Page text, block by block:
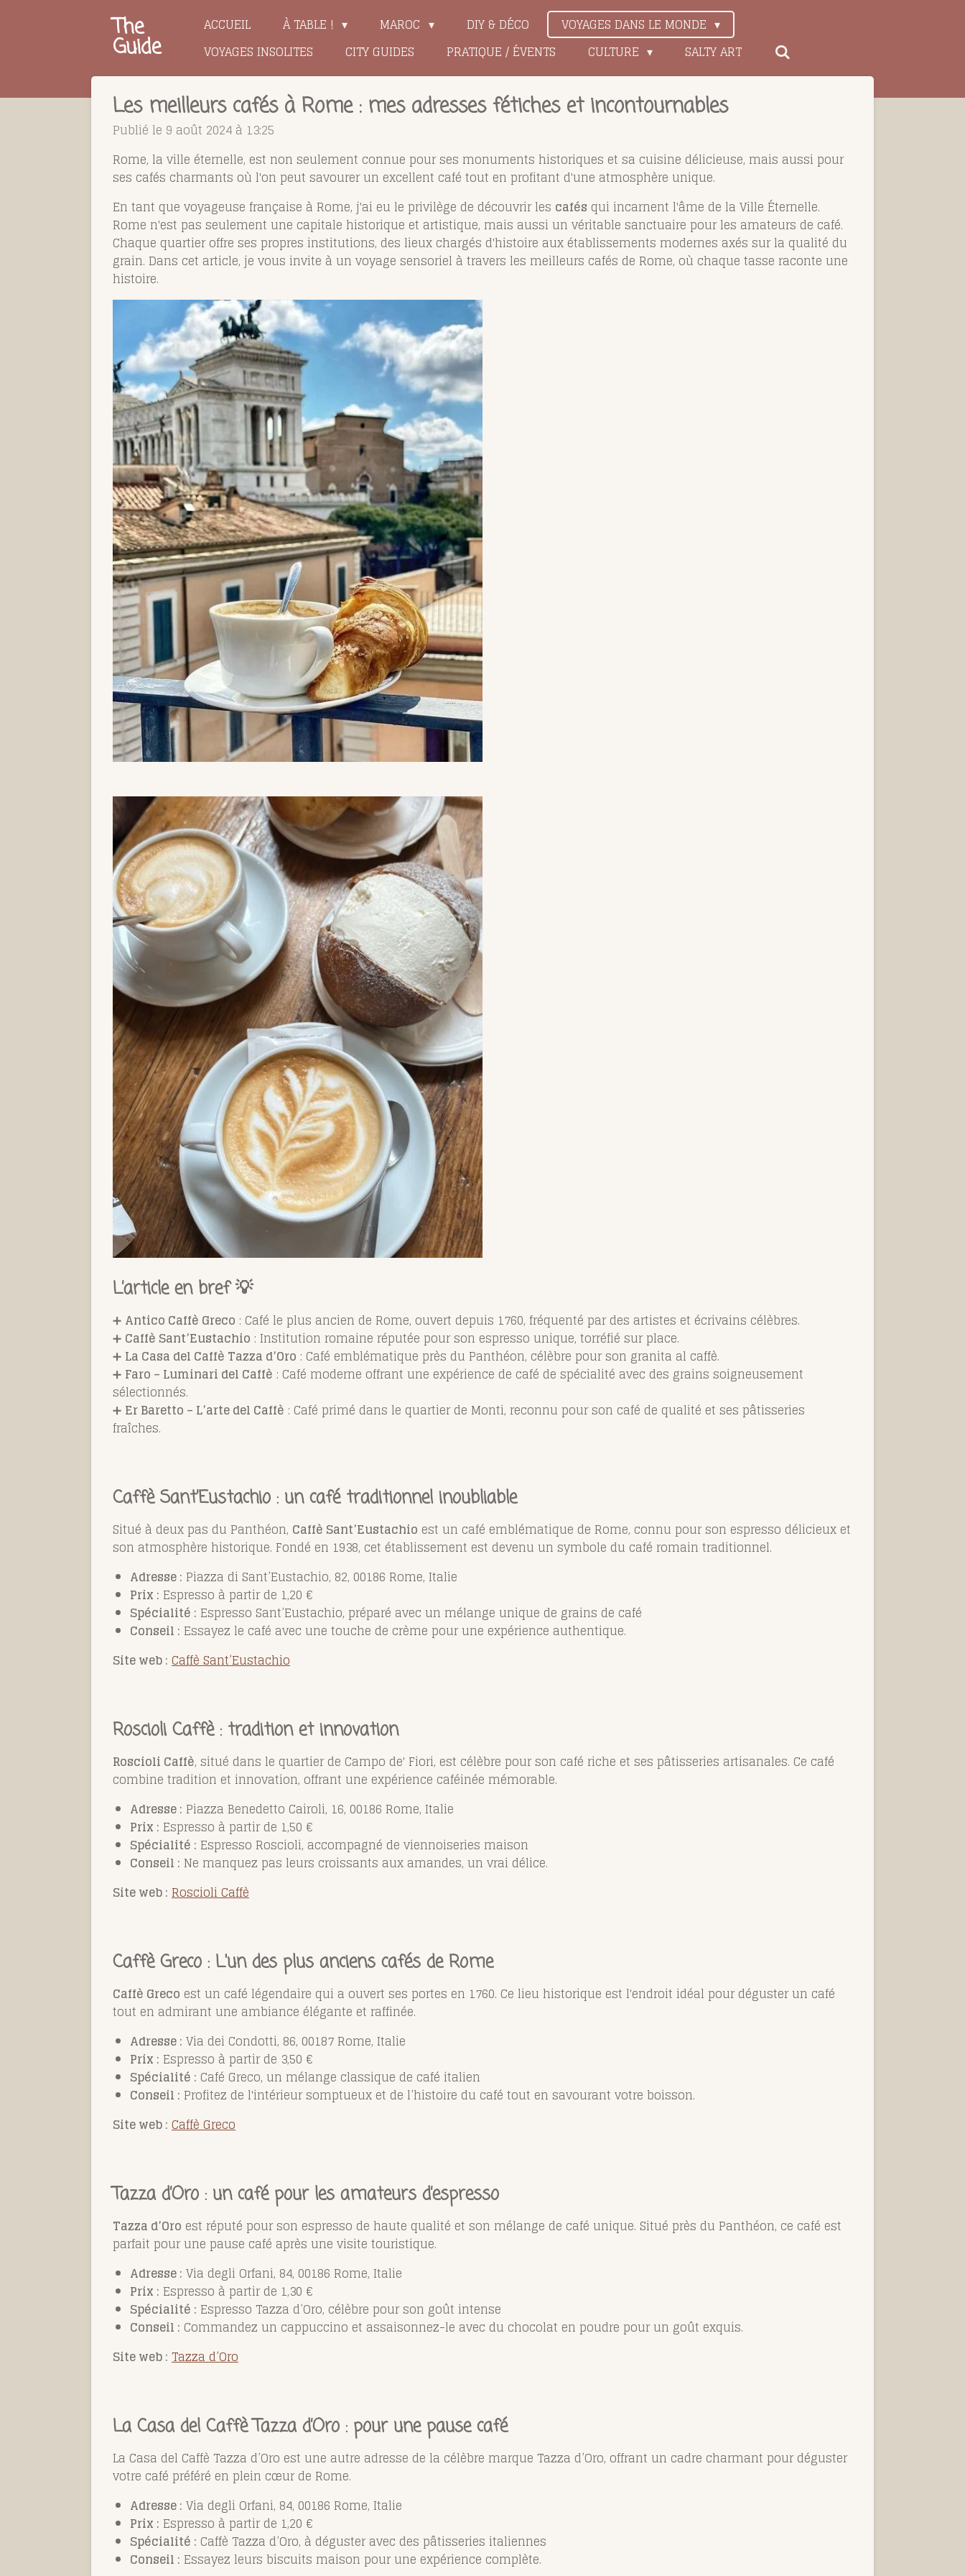
The
Guide
ACCUEIL À TABLE ! MAROC DIY & DÉCO
VOYAGES DANS LE MONDE
VOYAGES INSOLITES
CITY GUIDES PRATIQUE / ÉVENTS CULTURE SALTY ART
Les meilleurs cafés à Rome : mes adresses fétiches et incontournables
Publié le 9 août 2024 à 13:25
Rome, la ville éternelle, est non seulement connue pour ses monuments historiques et sa cuisine délicieuse, mais aussi pour
ses cafés charmants où l'on peut savourer un excellent café tout en profitant d'une atmosphère unique.
En tant que voyageuse française à Rome, j'ai eu le privilège de découvrir les cafés qui incarnent l'âme de la Ville Éternelle.
Rome n'est pas seulement une capitale historique et artistique, mais aussi un véritable sanctuaire pour les amateurs de café.
Chaque quartier offre ses propres institutions, des lieux chargés d'histoire aux établissements modernes axés sur la qualité du
grain. Dans cet article, je vous invite à un voyage sensoriel à travers les meilleurs cafés de Rome, où chaque tasse raconte une
histoire.
L’article en bref 💡
➕ Antico Caffè Greco : Café le plus ancien de Rome, ouvert depuis 1760, fréquenté par des artistes et écrivains célèbres.
➕ Caffè Sant’Eustachio : Institution romaine réputée pour son espresso unique, torréfié sur place.
➕ La Casa del Caffè Tazza d’Oro : Café emblématique près du Panthéon, célèbre pour son granita al caffè.
➕ Faro – Luminari del Caffè : Café moderne offrant une expérience de café de spécialité avec des grains soigneusement
sélectionnés.
➕ Er Baretto – L’arte del Caffè : Café primé dans le quartier de Monti, reconnu pour son café de qualité et ses pâtisseries
fraîches.
Caffè Sant’Eustachio : un café traditionnel inoubliable
Situé à deux pas du Panthéon, Caffè Sant’Eustachio est un café emblématique de Rome, connu pour son espresso délicieux et
son atmosphère historique. Fondé en 1938, cet établissement est devenu un symbole du café romain traditionnel.
Adresse : Piazza di Sant’Eustachio, 82, 00186 Rome, Italie
Prix : Espresso à partir de 1,20 €
Spécialité : Espresso Sant’Eustachio, préparé avec un mélange unique de grains de café
Conseil : Essayez le café avec une touche de crème pour une expérience authentique.
Site web : Caffè Sant’Eustachio
Roscioli Caffè : tradition et innovation
Roscioli Caffè, situé dans le quartier de Campo de' Fiori, est célèbre pour son café riche et ses pâtisseries artisanales. Ce café
combine tradition et innovation, offrant une expérience caféinée mémorable.
Adresse : Piazza Benedetto Cairoli, 16, 00186 Rome, Italie
Prix : Espresso à partir de 1,50 €
Spécialité : Espresso Roscioli, accompagné de viennoiseries maison
Conseil : Ne manquez pas leurs croissants aux amandes, un vrai délice.
Site web : Roscioli Caffè
Caffè Greco : L'un des plus anciens cafés de Rome
Caffè Greco est un café légendaire qui a ouvert ses portes en 1760. Ce lieu historique est l'endroit idéal pour déguster un café
tout en admirant une ambiance élégante et raffinée.
Adresse : Via dei Condotti, 86, 00187 Rome, Italie
Prix : Espresso à partir de 3,50 €
Spécialité : Café Greco, un mélange classique de café italien
Conseil : Profitez de l'intérieur somptueux et de l’histoire du café tout en savourant votre boisson.
Site web : Caffè Greco
Tazza d’Oro : un café pour les amateurs d’espresso
Tazza d’Oro est réputé pour son espresso de haute qualité et son mélange de café unique. Situé près du Panthéon, ce café est
parfait pour une pause café après une visite touristique.
Adresse : Via degli Orfani, 84, 00186 Rome, Italie
Prix : Espresso à partir de 1,30 €
Spécialité : Espresso Tazza d’Oro, célèbre pour son goût intense
Conseil : Commandez un cappuccino et assaisonnez-le avec du chocolat en poudre pour un goût exquis.
Site web : Tazza d’Oro
La Casa del Caffè Tazza d’Oro : pour une pause café
La Casa del Caffè Tazza d’Oro est une autre adresse de la célèbre marque Tazza d’Oro, offrant un cadre charmant pour déguster
votre café préféré en plein cœur de Rome.
Adresse : Via degli Orfani, 84, 00186 Rome, Italie
Prix : Espresso à partir de 1,20 €
Spécialité : Caffè Tazza d’Oro, à déguster avec des pâtisseries italiennes
Conseil : Essayez leurs biscuits maison pour une expérience complète.